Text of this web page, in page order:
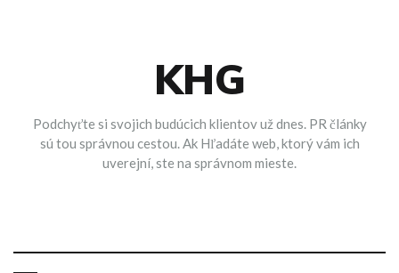
KHG
Podchyťte si svojich budúcich klientov už dnes. PR články
sú tou správnou cestou. Ak Hľadáte web, ktorý vám ich
uverejní, ste na správnom mieste.